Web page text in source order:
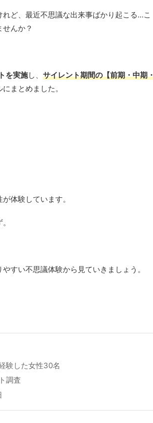
れど、最近不思議な出来事ばかり起こる…こ
んか？
を実施し、 サイレント期間の【前期・中期
まとめました。
体験しています。
すい不思議体験から見ていきましょう。
験した女性30名
調査